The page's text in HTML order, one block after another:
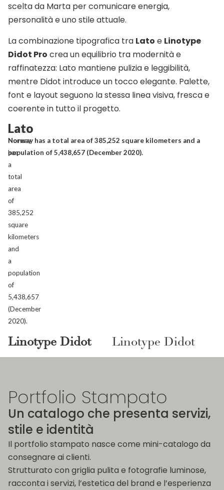
scelta da Marta per comunicare energia,
personalità e uno stile attuale.
La combinazione tipografica tra Lato e Linotype
Didot Pro crea un equilibrio tra modernità e
raffinatezza: Lato mantiene pulizia e leggibilità,
mentre Didot introduce un tocco elegante. Palette,
font e layout seguono la stessa linea visiva, fresca e
coerente in tutto il progetto.
Lato
Norway
has
a
total
area
of
385,252
square
kilometers
and
a
population
of
5,438,657
(December
2020).
Lato
Norway has a total area of 385,252 square kilometers and a
population of 5,438,657 (December 2020).
Linotype Didot Linotype Didot
Portfolio Stampato
Un catalogo che presenta servizi,
stile e identità
Il portfolio stampato nasce come mini-catalogo da
consegnare ai clienti.
Strutturato con griglia pulita e fotografie luminose,
racconta i servizi, l’estetica del brand e l’esperienza